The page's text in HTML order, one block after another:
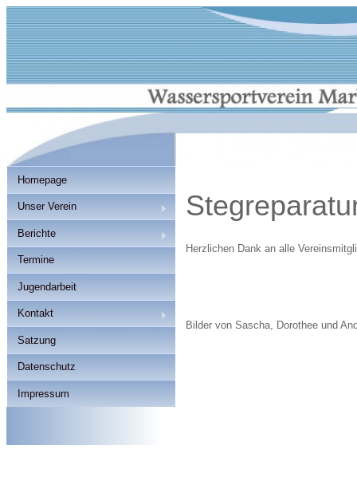
Homepage
Unser Verein
Berichte
Termine
Jugendarbeit
Kontakt
Satzung
Datenschutz
Impressum
Herzlichen Dank an alle
Bilder von Sascha, Dorothee und